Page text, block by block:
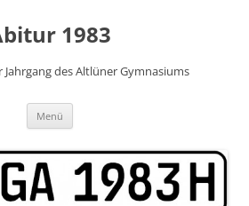
1983
Jahrgang des Altlüner Gymnasiums
Menü